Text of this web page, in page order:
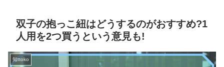
双子の抱っこ紐はどうするのがおすすめ?1
人用を2つ買うという意見も!
知ttoko